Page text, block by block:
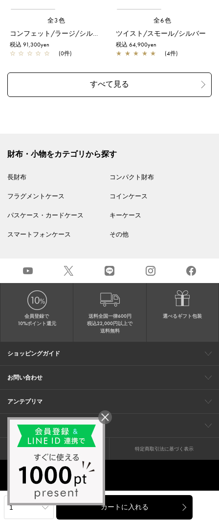
全3色
コンフェット/ラージ/シルバーゴールド
税込 91,300yen
☆ ☆ ☆ ☆ ☆ (0件)
全6色
ツイスト/スモール/シルバー
税込 64,900yen
★ ★ ★ ★ ★ (4件)
財布・小物をカテゴリから探す
長財布 コンパクト財布
フラグメントケース コインケース
パスケース・カードケース キーケース
スマートフォンケース その他
会員登録で
10%ポイント還元
送料全国一律600円
税込22,000円以上で
送料無料
選べるギフト包装
ショッピングガイド
会員特典
ご購入・配送について
返品について
ギフト包装
FAQ
サイトマップ
お問い合わせ
メールでのお問い合わせ
お修理についてのお問い合わせ
0120-03-6961
（平日10：30～17：00）
※毎週火曜日はお電話窓口の営業を
お休みさせていただきます
アンテプリマ
ブランドサイト
ショップリスト
ワイヤーバッグについて
特集
オンラインストアニュース
コーポレート
企業情報
採用情報プライバシーポリシー 特定商取引法に基づく表示
© anteprima ltd. all rights reserved.